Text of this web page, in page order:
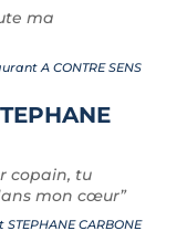
ma
A CONTRE SENS
copain, tu
mon cœur”
CARBONE